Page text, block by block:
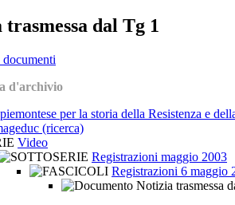
dal Tg 1
d'archivio
per la storia della Resistenza e
(ricerca)
Video
Registrazioni maggio 2003
Registrazioni 6 maggio
Notizia trasmessa